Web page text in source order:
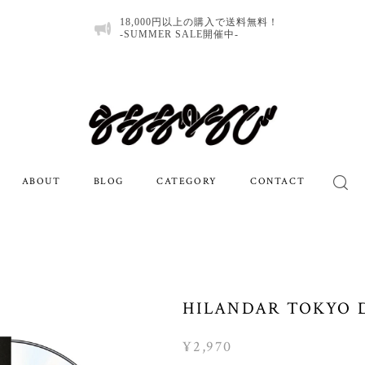
18,000円以上の購入で送料無料！
-SUMMER SALE開催中-
ABOUT BLOG CATEGORY CONTACT
HILANDAR TOKYO
¥2,970